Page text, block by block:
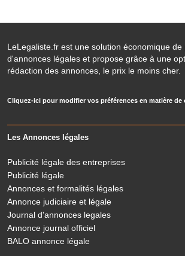
LeLegaliste.fr est une solution économique de
d'annonces légales et propose grâce à une
rédaction des annonces, le prix le moins cher.
Cliquez-ici pour modifier vos préférences en matière de
Les Annonces légales
Publicité légale des entreprises
Publicité légale
Annonces et formalités légales
Annonce judiciaire et légale
Journal d'annonces legales
Annonce journal officiel
BALO annonce légale